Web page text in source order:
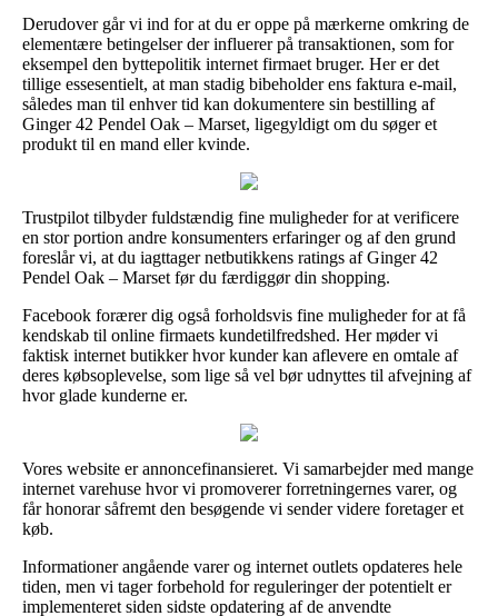
Derudover går vi ind for at du er oppe på mærkerne omkring de
elementære betingelser der influerer på transaktionen, som for
eksempel den byttepolitik internet firmaet bruger. Her er det
tillige essesentielt, at man stadig bibeholder ens faktura e-mail,
således man til enhver tid kan dokumentere sin bestilling af
Ginger 42 Pendel Oak – Marset, ligegyldigt om du søger et
produkt til en mand eller kvinde.
Trustpilot tilbyder fuldstændig fine muligheder for at verificere
en stor portion andre konsumenters erfaringer og af den grund
foreslår vi, at du iagttager netbutikkens ratings af Ginger 42
Pendel Oak – Marset før du færdiggør din shopping.
Facebook forærer dig også forholdsvis fine muligheder for at få
kendskab til online firmaets kundetilfredshed. Her møder vi
faktisk internet butikker hvor kunder kan aflevere en omtale af
deres købsoplevelse, som lige så vel bør udnyttes til afvejning af
hvor glade kunderne er.
Vores website er annoncefinansieret. Vi samarbejder med mange
internet varehuse hvor vi promoverer forretningernes varer, og
får honorar såfremt den besøgende vi sender videre foretager et
køb.
Informationer angående varer og internet outlets opdateres hele
tiden, men vi tager forbehold for reguleringer der potentielt er
implementeret siden sidste opdatering af de anvendte